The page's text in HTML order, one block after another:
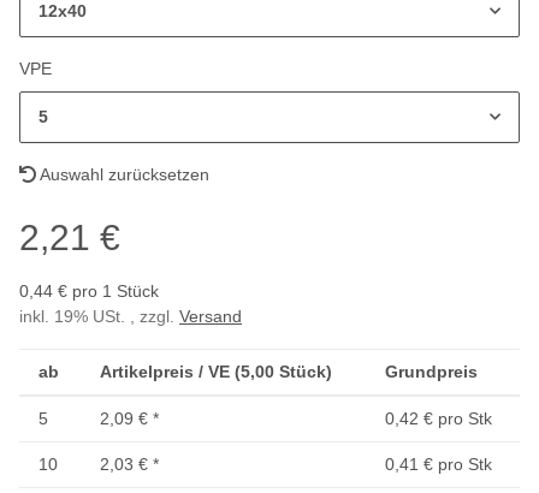
12x40
VPE
5
Auswahl zurücksetzen
2,21 €
0,44 € pro 1 Stück
inkl. 19% USt. , zzgl. Versand
ab Artikelpreis / VE (5,00 Stück) Grundpreis
5 2,09 € * 0,42 € pro Stk
10 2,03 € * 0,41 € pro Stk